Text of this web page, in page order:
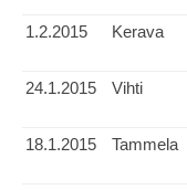
1.2.2015
Kerava
24.1.2015
Vihti
18.1.2015
Tammela